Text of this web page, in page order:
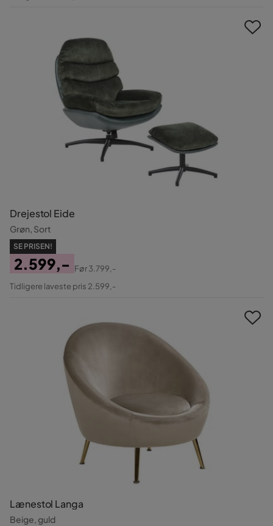
Drejestol Eide
Grøn, Sort
SE PRISEN!
Pris
2.599,-
Original
Før3.799,-
Tidligere laveste pris 2.599,-
Lænestol Langa
Beige, guld